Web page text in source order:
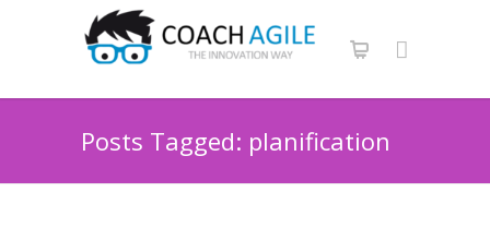
Posts Tagged: planification